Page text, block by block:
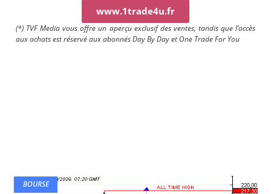
www.1trade4u.fr
(*) TVF Media vous offre un aperçu exclusif des ventes, tandis que l’accès
aux achats est réservé aux abonnés Day By Day et One Trade For You
BOURSE